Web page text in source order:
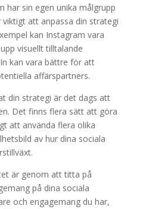
har sin egen unika målgrupp
att anpassa din strategi
kan Instagram vara
visuellt tilltalande
kan vara bättre för att
affärspartners.
din strategi är det dags att
Det finns flera sätt att göra
att använda flera olika
av hur dina sociala
är genom att titta på
på dina sociala
och engagemang du har,